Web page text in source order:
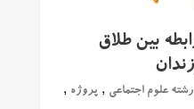
بین طلاق
رشته علوم اجتماعی , پروژه ,